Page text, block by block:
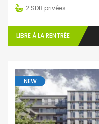
2 SDB privées
LIBRE À LA RENTRÉE
NEW